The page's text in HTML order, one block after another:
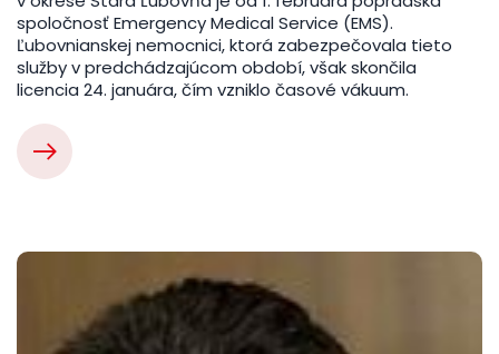
spoločnosť Emergency Medical Service (EMS).
Ľubovnianskej nemocnici, ktorá zabezpečovala tieto
služby v predchádzajúcom období, však skončila
licencia 24. januára, čím vzniklo časové vákuum.